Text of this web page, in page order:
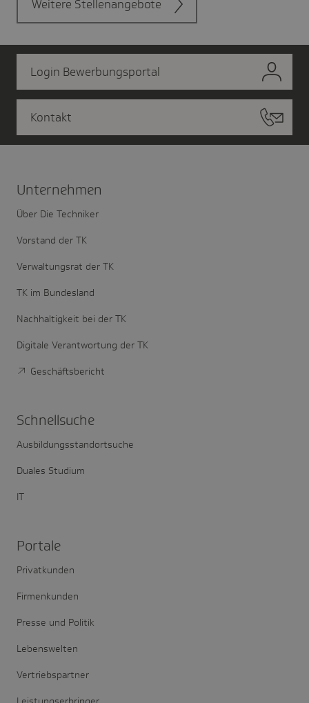
Weitere Stellenangebote
Login Bewerbungsportal
Kontakt
Unter­nehmen
Über Die Techniker
Vorstand der TK
Verwaltungsrat der TK
TK im Bundesland
Nachhaltigkeit bei der TK
Digitale Verantwortung der TK
Geschäftsbericht
Schnell­suche
Ausbildungsstandortsuche
Duales Studium
IT
Portale
Privatkunden
Firmenkunden
Presse und Politik
Lebenswelten
Vertriebspartner